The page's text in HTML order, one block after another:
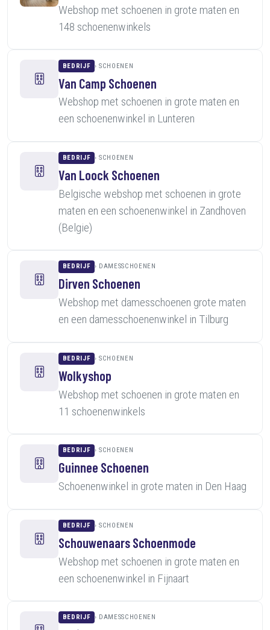
Webshop met schoenen in grote maten en
148 schoenenwinkels
BEDRIJF SCHOENEN
Van Camp Schoenen
Webshop met schoenen in grote maten en
een schoenenwinkel in Lunteren
BEDRIJF SCHOENEN
Van Loock Schoenen
Belgische webshop met schoenen in grote
maten en een schoenenwinkel in Zandhoven
(Belgie)
BEDRIJF DAMESSCHOENEN
Dirven Schoenen
Webshop met damesschoenen grote maten
en een damesschoenenwinkel in Tilburg
BEDRIJF SCHOENEN
Wolkyshop
Webshop met schoenen in grote maten en
11 schoenenwinkels
BEDRIJF SCHOENEN
Guinnee Schoenen
Schoenenwinkel in grote maten in Den Haag
BEDRIJF SCHOENEN
Schouwenaars Schoenmode
Webshop met schoenen in grote maten en
een schoenenwinkel in Fijnaart
BEDRIJF DAMESSCHOENEN